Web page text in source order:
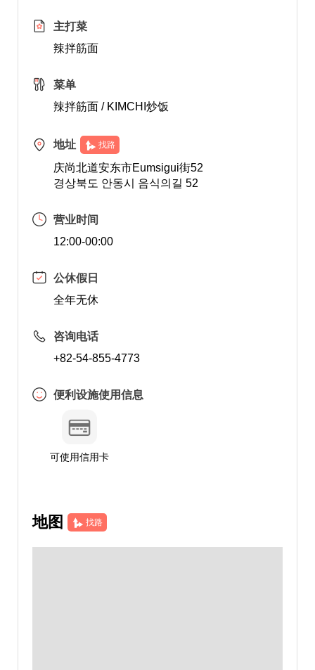
主打菜
辣拌筋面
菜单
辣拌筋面 / KIMCHI炒饭
地址 找路
庆尚北道安东市Eumsigui街52
경상북도 안동시 음식의길 52
营业时间
12:00-00:00
公休假日
全年无休
咨询电话
+82-54-855-4773
便利设施使用信息
可使用信用卡
地图 找路